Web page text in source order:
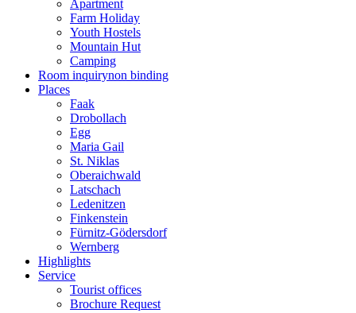
Apartment
Farm Holiday
Youth Hostels
Mountain Hut
Camping
Room inquirynon binding
Places
Faak
Drobollach
Egg
Maria Gail
St. Niklas
Oberaichwald
Latschach
Ledenitzen
Finkenstein
Fürnitz-Gödersdorf
Wernberg
Highlights
Service
Tourist offices
Brochure Request